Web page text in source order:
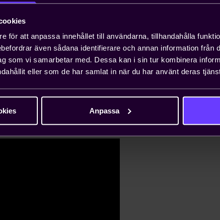
för att anpassa innehållet till användarna, tillhandahålla
även sådana identifierare och annan information från
som vi samarbetar med. Dessa kan i sin tur kombinera
eller som de har samlat in när du har använt deras
Anpassa
man kan använda energi på ett
innehåller även råd för hur
kan arbeta för att minska
inslag, övningar och texter
och chefer på små och
hemsida.